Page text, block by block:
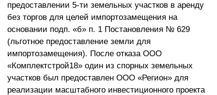
предоставлении 5-ти земельных участков в аренду
без торгов для целей импортозамещения на
основании подп. «б» п. 1 Постановления № 629
(льготное предоставление земли для
импортозамещения). После отказа ООО
«Комплектстрой18» один из спорных земельных
участков был предоставлен ООО «Регион» для
реализации масштабного инвестиционного проекта